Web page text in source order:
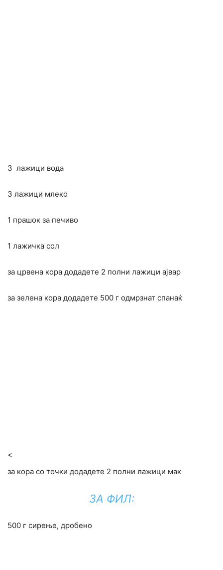
3 лажици вода
3 лажици млеко
1 прашок за печиво
1 лажичка сол
за црвена кора додадете 2 полни лажици ајвар
за зелена кора додадете 500 г одмрзнат спанаќ
<
за кора со точки додадете 2 полни лажици мак
ЗА ФИЛ:
500 г сирење, дробено